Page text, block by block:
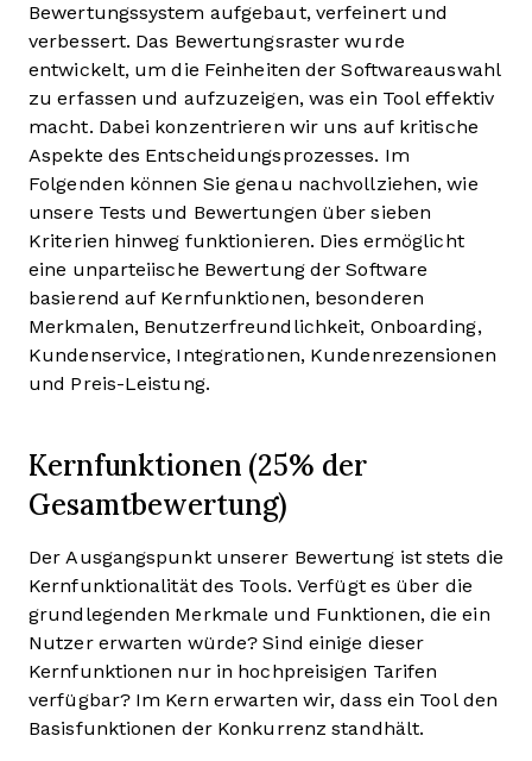
Bewertungssystem aufgebaut, verfeinert und
verbessert. Das Bewertungsraster wurde
entwickelt, um die Feinheiten der Softwareauswahl
zu erfassen und aufzuzeigen, was ein Tool effektiv
macht. Dabei konzentrieren wir uns auf kritische
Aspekte des Entscheidungsprozesses. Im
Folgenden können Sie genau nachvollziehen, wie
unsere Tests und Bewertungen über sieben
Kriterien hinweg funktionieren. Dies ermöglicht
eine unparteiische Bewertung der Software
basierend auf Kernfunktionen, besonderen
Merkmalen, Benutzerfreundlichkeit, Onboarding,
Kundenservice, Integrationen, Kundenrezensionen
und Preis-Leistung.
Kernfunktionen (25% der
Gesamtbewertung)
Der Ausgangspunkt unserer Bewertung ist stets die
Kernfunktionalität des Tools. Verfügt es über die
grundlegenden Merkmale und Funktionen, die ein
Nutzer erwarten würde? Sind einige dieser
Kernfunktionen nur in hochpreisigen Tarifen
verfügbar? Im Kern erwarten wir, dass ein Tool den
Basisfunktionen der Konkurrenz standhält.